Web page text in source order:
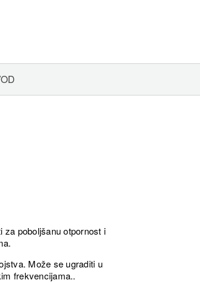
poboljšanu otpornost i
Može se ugraditi u
frekvencijama..